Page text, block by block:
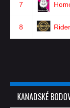
7
8
KANADSKÉ